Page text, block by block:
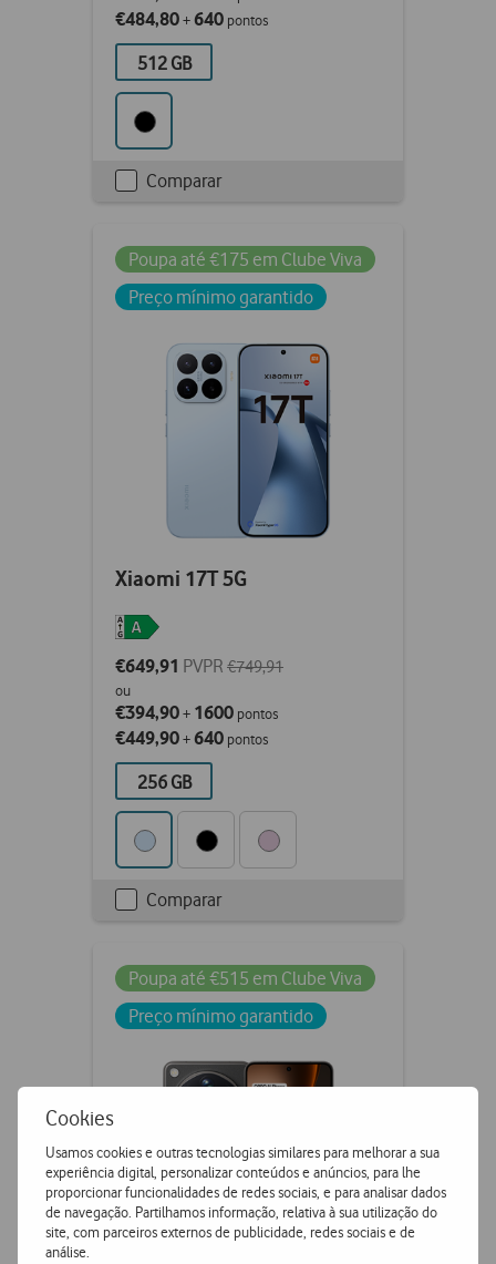
Cookies
Usamos cookies e outras tecnologias similares para melhorar a sua
experiência digital, personalizar conteúdos e anúncios, para lhe
proporcionar funcionalidades de redes sociais, e para analisar dados
de navegação. Partilhamos informação, relativa à sua utilização do
site, com parceiros externos de publicidade, redes sociais e de
análise.
€484,80+640 pontos
512 GB
Checkbox
Comparar
Poupa até €175 em Clube Viva
Preço mínimo garantido
Xiaomi 17T 5G
€649,91 PVPR €749,91
ou
€394,90+ 1600 pontos
€449,90+640 pontos
256 GB
Checkbox
Comparar
Poupa até €515 em Clube Viva
Preço mínimo garantido